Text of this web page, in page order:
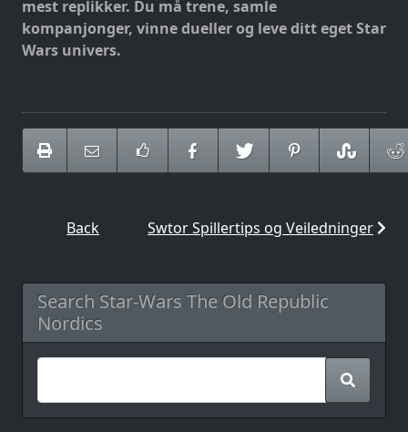
mest replikker. Du må trene, samle
kompanjonger, vinne dueller og leve ditt eget Star
Wars univers.
Back Swtor Spillertips og Veiledninger
Search Star-Wars The Old Republic
Nordics